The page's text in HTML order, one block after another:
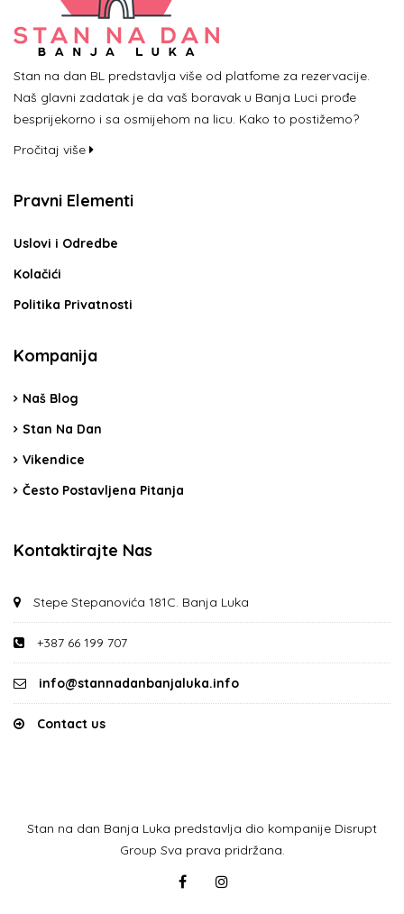
Stan na dan BL predstavlja više od platfome za rezervacije.
Naš glavni zadatak je da vaš boravak u Banja Luci prođe
besprijekorno i sa osmijehom na licu. Kako to postižemo?
Pročitaj više
Pravni Elementi
Uslovi i Odredbe
Kolačići
Politika Privatnosti
Kompanija
Naš Blog
Stan Na Dan
Vikendice
Često Postavljena Pitanja
Kontaktirajte Nas
Stepe Stepanovića 181C. Banja Luka
+387 66 199 707
info@stannadanbanjaluka.info
Contact us
Stan na dan Banja Luka predstavlja dio kompanije Disrupt
Group Sva prava pridržana.